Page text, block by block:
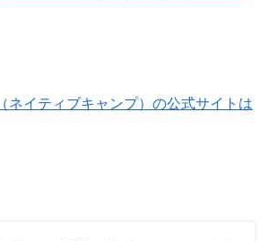
ネイティブキャンプ）の公式サイトは